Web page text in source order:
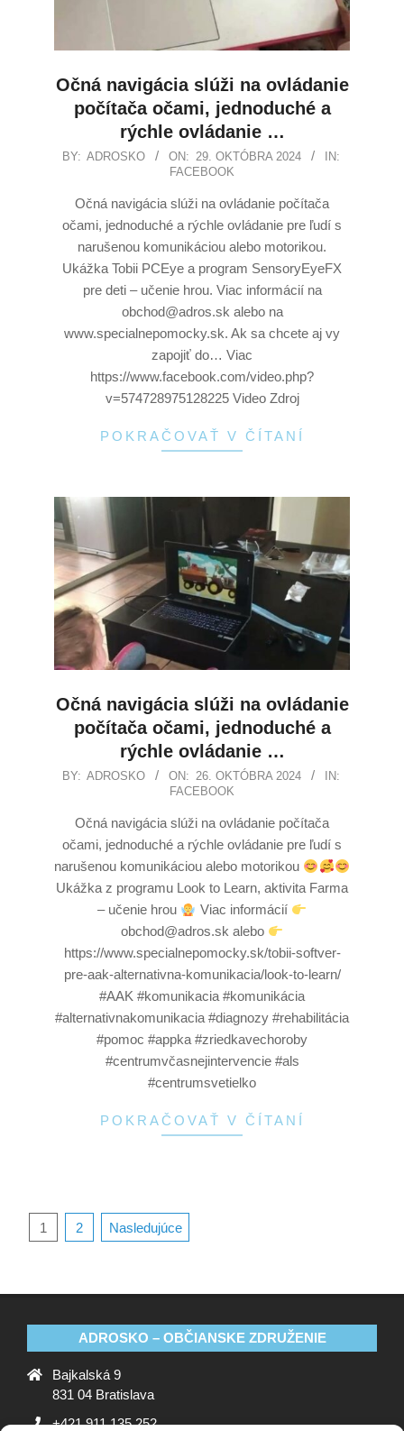
Očná navigácia slúži na ovládanie
počítača očami, jednoduché a
rýchle ovládanie …
BY: ADROSKO ON: 29. OKTÓBRA 2024
IN:
FACEBOOK
Očná navigácia slúži na ovládanie počítača
očami, jednoduché a rýchle ovládanie pre ľudí s
narušenou komunikáciou alebo motorikou.
Ukážka Tobii PCEye a program SensoryEyeFX
pre deti – učenie hrou. Viac informácií na
obchod@adros.sk alebo na
www.specialnepomocky.sk. Ak sa chcete aj vy
zapojiť do… Viac
https://www.facebook.com/video.php?
v=574728975128225 Video Zdroj
POKRAČOVAŤ V ČÍTANÍ
Očná navigácia slúži na ovládanie
počítača očami, jednoduché a
rýchle ovládanie …
BY: ADROSKO ON: 26. OKTÓBRA 2024
IN:
FACEBOOK
Očná navigácia slúži na ovládanie počítača
očami, jednoduché a rýchle ovládanie pre ľudí s
narušenou komunikáciou alebo motorikou
Ukážka z programu Look to Learn, aktivita Farma
– učenie hrou
Viac informácií
obchod@adros.sk alebo
https://www.specialnepomocky.sk/tobii-softver-
pre-aak-alternativna-komunikacia/look-to-learn/
#AAK #komunikacia #komunikácia
#alternativnakomunikacia #diagnozy #rehabilitácia
#pomoc #appka #zriedkavechoroby
#centrumvčasnejintervencie #als
#centrumsvetielko
POKRAČOVAŤ V ČÍTANÍ
1 2 Nasledujúce
ADROSKO – OBČIANSKE ZDRUŽENIE
Bajkalská 9
831 04 Bratislava
+421 911 135 252